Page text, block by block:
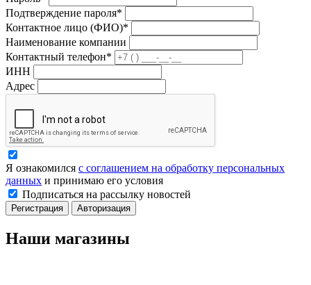
Подтверждение пароля*
Контактное лицо (ФИО)*
Наименование компании
Контактный телефон*
ИНН
Адрес
Я ознакомился с соглашением на обработку персональных
данных и принимаю его условия
Подписаться на рассылку новостей
Регистрация Авторизация
Наши магазины